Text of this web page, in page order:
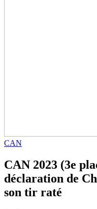
CAN
CAN 2023 (3e
déclaration de
son tir raté